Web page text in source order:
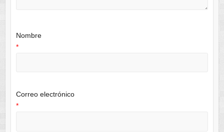
Nombre
*
Correo electrónico
*